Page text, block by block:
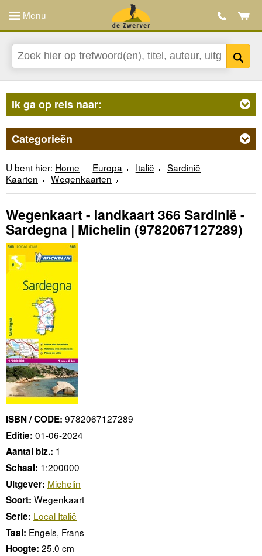
Menu
Ik ga op reis naar:
Categorieën
U bent hier: Home Europa Italië
Sardinië
Kaarten
Wegenkaarten
Wegenkaart - landkaart 366 Sardinië -
Sardegna | Michelin (9782067127289)
ISBN / CODE: 9782067127289
Editie: 01-06-2024
Aantal blz.: 1
Schaal: 1:200000
Uitgever: Michelin
Soort: Wegenkaart
Serie: Local Italië
Taal: Engels, Frans
Hoogte: 25.0 cm